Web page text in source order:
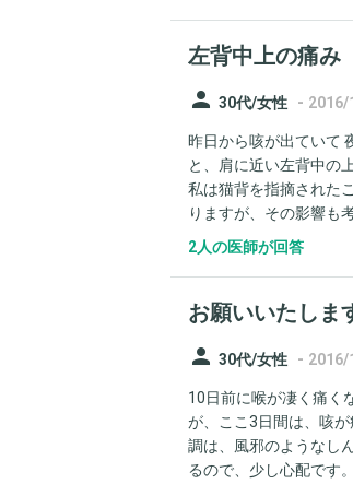
左背中上の痛み
person 30代/女性 - 2016/
昨日から咳が出ていて
と、肩に近い左背中の
私は猫背を指摘された
りますが、その影響も
2人の医師が回答
お願いいたしま
person 30代/女性 - 2016/
10日前に喉が凄く痛く
が、ここ3日間は、咳
調は、風邪のようなし
るので、少し心配です